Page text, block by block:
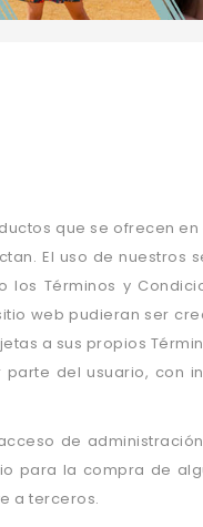
que se ofrecen
El uso de nuestros
Términos y
web pudieran ser
a sus propios
del usuario, con
de
para la compra de
a terceros.